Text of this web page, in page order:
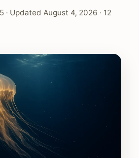
· Updated August 4, 2026 · 12